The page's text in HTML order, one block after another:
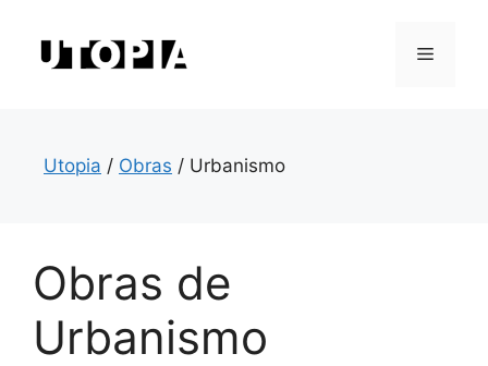
Menu
Utopia / Obras / Urbanismo
Obras de
Urbanismo